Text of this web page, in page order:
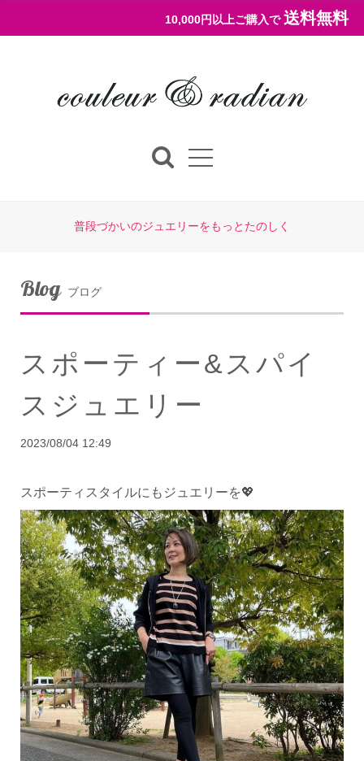
10,000円以上ご購入で 送料無料
普段づかいのジュエリーをもっとたのしく
Blog ブログ
スポーティー&スパイ
スジュエリー
2023/08/04 12:49
スポーティスタイルにもジュエリーを💖